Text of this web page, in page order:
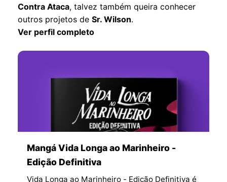
Contra Ataca, talvez também queira conhecer
outros projetos deSr. Wilson.
Ver perfil completo
Mangá Vida Longa ao Marinheiro -
Edição Definitiva
Vida Longa ao Marinheiro - Edição Definitiva é